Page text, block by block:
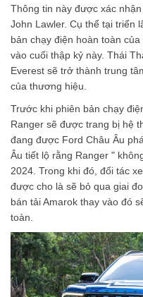
Thông tin này được xác
John Lawler. Cụ thể tại triển
bản chạy điện hoàn toàn
vào cuối thập kỷ này. Thái
Everest sẽ trở thành trung
của thương hiệu.
Trước khi phiên bản chạy
Ranger sẽ được trang bị hệ
đang được Ford Châu Âu
Âu tiết lộ rằng Ranger "
2024. Trong khi đó, đối tác
được cho là sẽ bỏ qua giai
bán tải Amarok thay vào đó
toàn.